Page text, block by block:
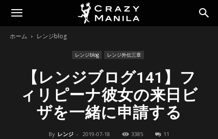
ホーム レンジblog
レンジblog レンジ外伝三章
【レンジブログ141】フ
ィリピーナ彼女の来日ビ
ザを一緒に申請する
By レンジ - 2019-07-18 3385 11